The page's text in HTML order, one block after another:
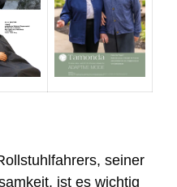
seiner
ist es wichtig